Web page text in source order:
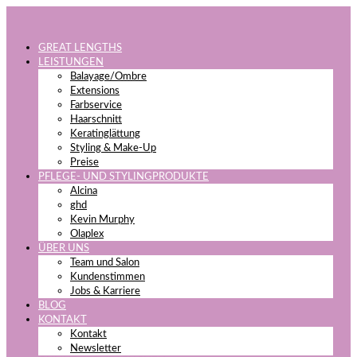
GREAT LENGTHS
LEISTUNGEN
Balayage/Ombre
Extensions
Farbservice
Haarschnitt
Keratinglättung
Styling & Make-Up
Preise
PFLEGE- UND STYLINGPRODUKTE
Alcina
ghd
Kevin Murphy
Olaplex
ÜBER UNS
Team und Salon
Kundenstimmen
Jobs & Karriere
BLOG
KONTAKT
Kontakt
Newsletter